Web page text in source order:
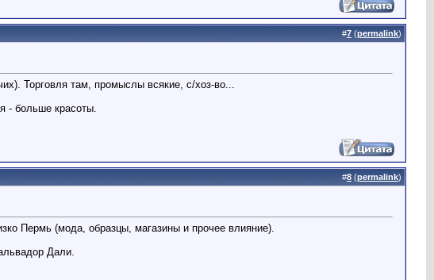
#7 (permalink)
Торговля там, промыслы всякие, с/хоз-во...
- больше красоты.
#8 (permalink)
Пермь (мода, образцы, магазины и прочее влияние).
Дали.